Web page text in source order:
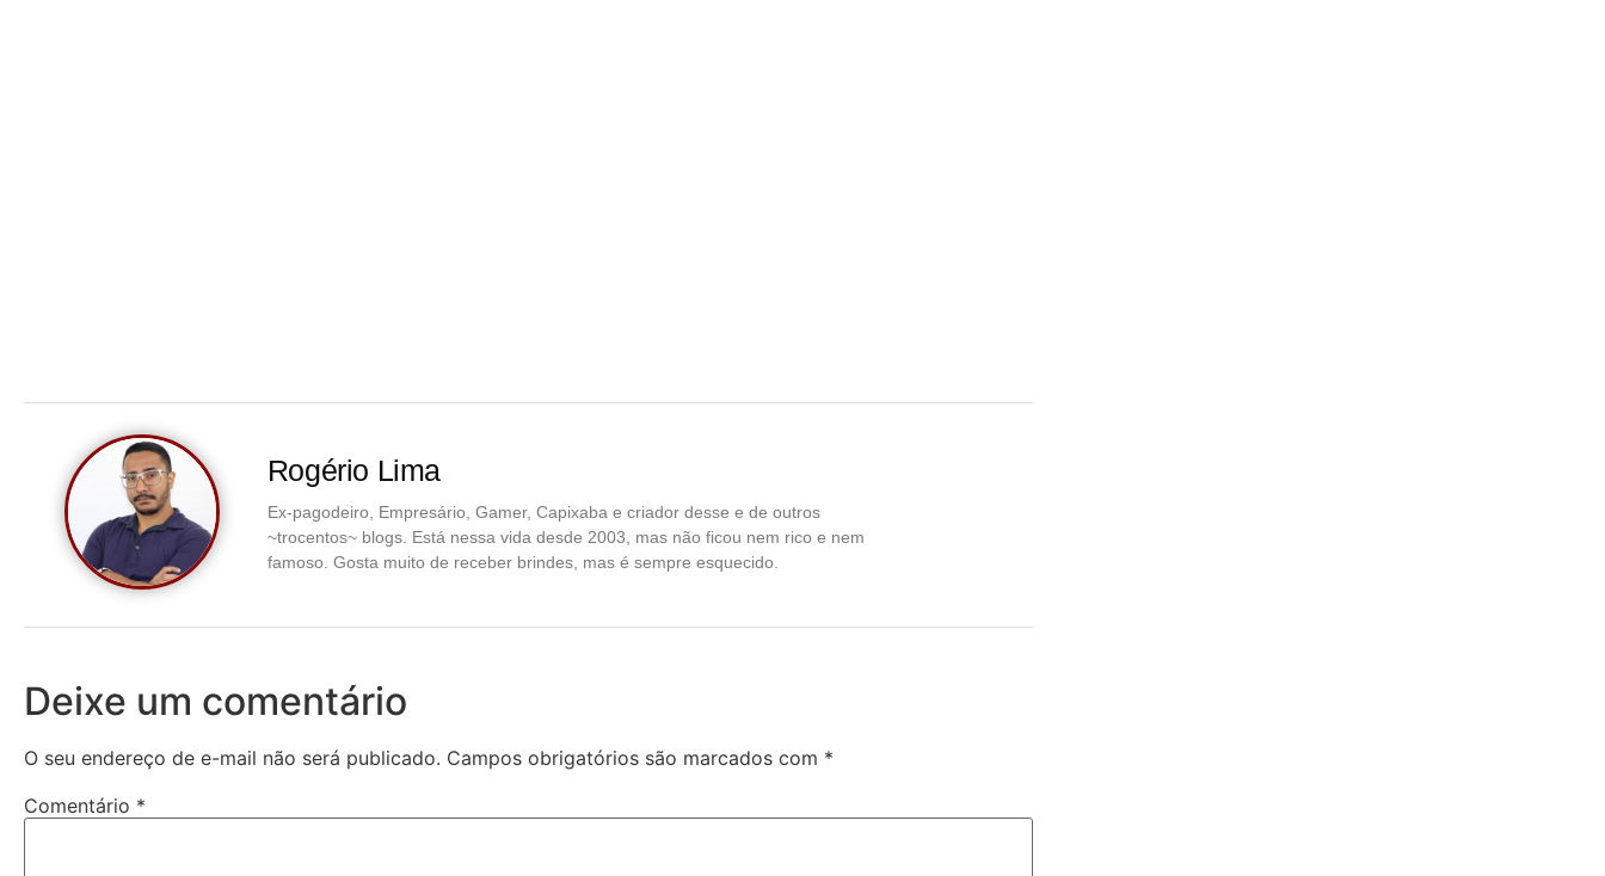
Rogério Lima
Ex-pagodeiro, Empresário, Gamer, Capixaba e criador desse e de outros
~trocentos~ blogs. Está nessa vida desde 2003, mas não ficou nem rico e nem
famoso. Gosta muito de receber brindes, mas é sempre esquecido.
Deixe um comentário
O seu endereço de e-mail não será publicado. Campos obrigatórios são marcados com *
Comentário *